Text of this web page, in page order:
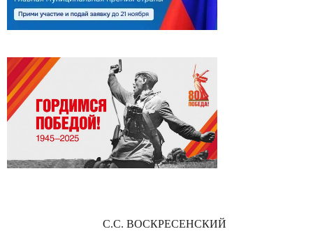
С.С. ВОСКРЕСЕНСКИЙ